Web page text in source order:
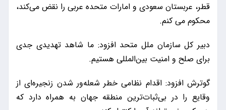
قطر، عربستان سعودی و امارات متحده عربی را نقض می‌کند،
محکوم می کنم.
دبیر کل سازمان ملل متحد افزود: ما شاهد تهدیدی جدی
برای صلح و امنیت بین‌المللی هستیم.
گوترش افزود: اقدام نظامی خطر شعله‌ور شدن زنجیره‌ای از
وقایع را در بی‌ثبات‌ترین منطقه جهان به همراه دارد که